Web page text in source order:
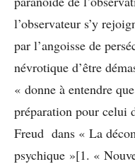
l’observateur s’y
par l’angoisse de
névrotique d’être
« donne à entendre
préparation pour celui
Freud dans « La
psychique »[1. «